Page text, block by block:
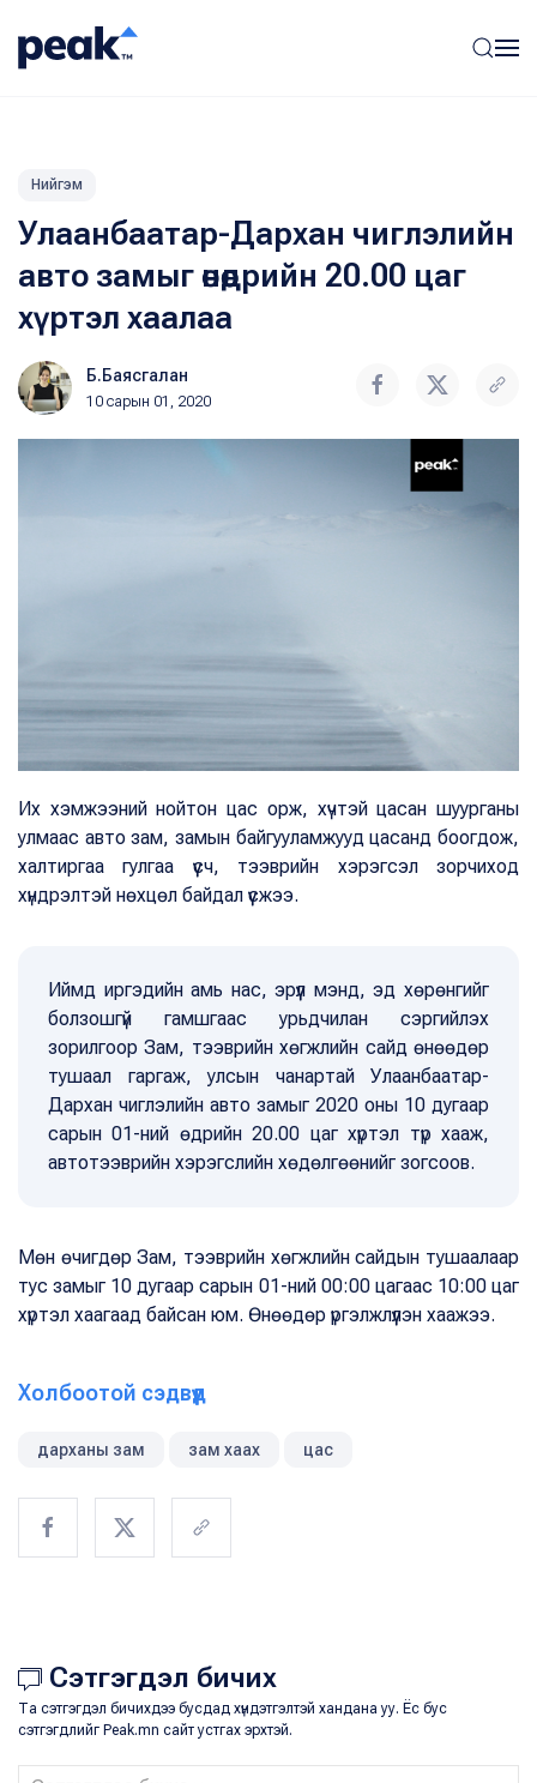
Нийгэм
Улаанбаатар-Дархан чиглэлийн
авто замыг өнөөдрийн 20.00 цаг
хүртэл хаалаа
Б.Баясгалан
10 сарын 01, 2020
Их хэмжээний нойтон цас орж, хүчтэй цасан шуурганы
улмаас авто зам, замын байгууламжууд цасанд боогдож,
халтиргаа гулгаа үүсч, тээврийн хэрэгсэл зорчиход
хүндрэлтэй нөхцөл байдал үүсжээ.
Иймд иргэдийн амь нас, эрүүл мэнд, эд хөрөнгийг
болзошгүй гамшгаас урьдчилан сэргийлэх
зорилгоор Зам, тээврийн хөгжлийн сайд өнөөдөр
тушаал гаргаж, улсын чанартай Улаанбаатар-
Дархан чиглэлийн авто замыг 2020 оны 10 дугаар
сарын 01-ний өдрийн 20.00 цаг хүртэл түр хааж,
автотээврийн хэрэгслийн хөдөлгөөнийг зогсоов.
Мөн өчигдөр Зам, тээврийн хөгжлийн сайдын тушаалаар
тус замыг 10 дугаар сарын 01-ний 00:00 цагаас 10:00 цаг
хүртэл хаагаад байсан юм. Өнөөдөр үргэлжлүүлэн хаажээ.
Холбоотой сэдвүүд
дарханы зам зам хаах цас
Сэтгэгдэл бичих
Та сэтгэгдэл бичихдээ бусдад хүндэтгэлтэй хандана уу. Ёс бус
сэтгэгдлийг Peak.mn сайт устгах эрхтэй.